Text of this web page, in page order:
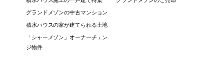
グランドメゾンの中古マンション
積水ハウスの家が建てられる土地
「シャーメゾン」オーナーチェン
ジ物件